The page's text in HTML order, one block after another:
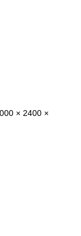
× 2400 ×